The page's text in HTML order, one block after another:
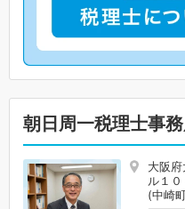
朝日周一税理士事
大阪
ル１
(中崎